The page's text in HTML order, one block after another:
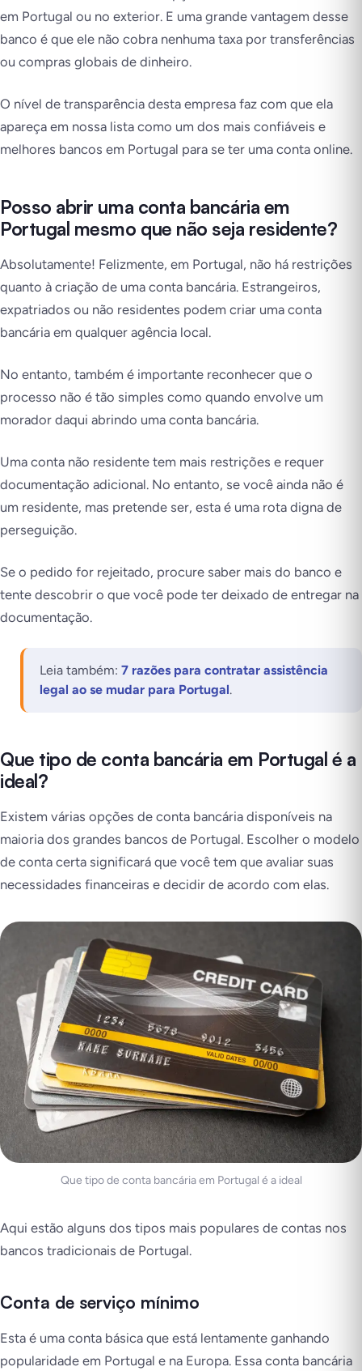
em Portugal ou no exterior. E uma grande vantagem desse
banco é que ele não cobra nenhuma taxa por transferências
ou compras globais de dinheiro.
O nível de transparência desta empresa faz com que ela
apareça em nossa lista como um dos mais confiáveis e
melhores bancos em Portugal para se ter uma conta online.
Posso abrir uma conta bancária em
Portugal mesmo que não seja residente?
Absolutamente! Felizmente, em Portugal, não há restrições
quanto à criação de uma conta bancária. Estrangeiros,
expatriados ou não residentes podem criar uma conta
bancária em qualquer agência local.
No entanto, também é importante reconhecer que o
processo não é tão simples como quando envolve um
morador daqui abrindo uma conta bancária.
Uma conta não residente tem mais restrições e requer
documentação adicional. No entanto, se você ainda não é
um residente, mas pretende ser, esta é uma rota digna de
perseguição.
Se o pedido for rejeitado, procure saber mais do banco e
tente descobrir o que você pode ter deixado de entregar na
documentação.
Leia também: 7 razões para contratar assistência
legal ao se mudar para Portugal.
Que tipo de conta bancária em Portugal é a
ideal?
Existem várias opções de conta bancária disponíveis na
maioria dos grandes bancos de Portugal. Escolher o modelo
de conta certa significará que você tem que avaliar suas
necessidades financeiras e decidir de acordo com elas.
Que tipo de conta bancária em Portugal é a ideal
Aqui estão alguns dos tipos mais populares de contas nos
bancos tradicionais de Portugal.
Conta de serviço mínimo
Esta é uma conta básica que está lentamente ganhando
popularidade em Portugal e na Europa. Essa conta bancária